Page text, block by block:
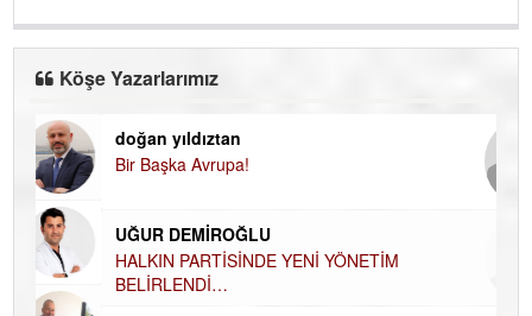
Köşe Yazarlarımız
doğan yıldıztan
Bir Başka Avrupa!
UĞUR DEMİROĞLU
HALKIN PARTİSİNDE YENİ YÖNETİM
BELİRLENDİ…